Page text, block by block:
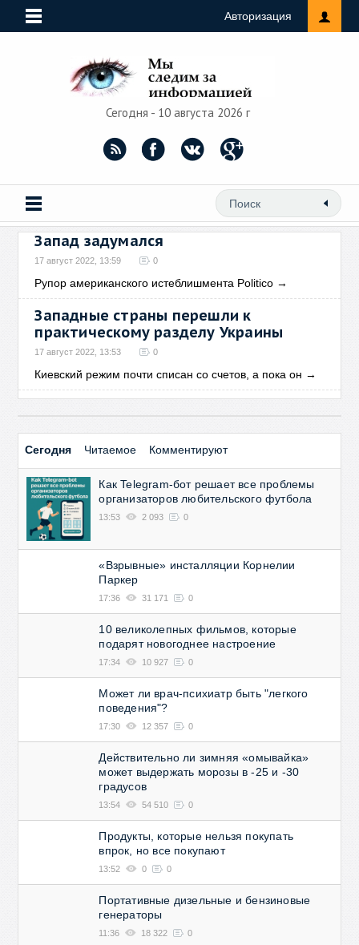
Авторизация
Сегодня - 10 августа 2026 г
Запад задумался
17 август 2022, 13:59 0
Рупор американского истеблишмента Politico →
Западные страны перешли к
практическому разделу Украины
17 август 2022, 13:53 0
Киевский режим почти списан со счетов, а пока он →
Сегодня Читаемое Комментируют
Как Telegram-бот решает все проблемы
организаторов любительского футбола
13:53 2 093 0
«Взрывные» инсталляции Корнелии
Паркер
17:36 31 171 0
10 великолепных фильмов, которые
подарят новогоднее настроение
17:34 10 927 0
Может ли врач-психиатр быть "легкого
поведения"?
17:30 12 357 0
Действительно ли зимняя «омывайка»
может выдержать морозы в -25 и -30
градусов
13:54 54 510 0
Продукты, которые нельзя покупать
впрок, но все покупают
13:52 0 0
Портативные дизельные и бензиновые
генераторы
11:36 18 322 0